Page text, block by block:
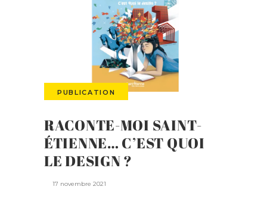
PUBLICATION
RACONTE-MOI SAINT-
ÉTIENNE… C’EST QUOI
LE DESIGN ?
17 novembre 2021